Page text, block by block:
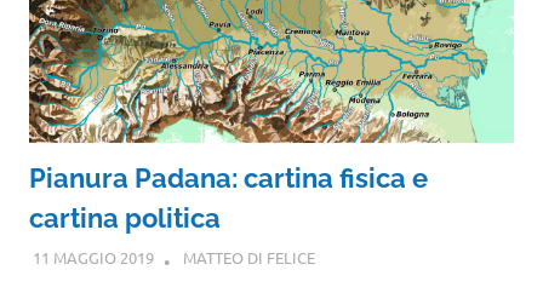
Pianura Padana: cartina fisica e
cartina politica
11 MAGGIO 2019 MATTEO DI FELICE